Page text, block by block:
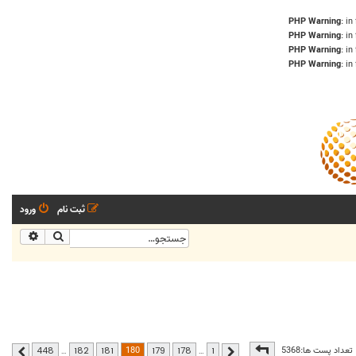
:
:
:
:
ورود
ثبت نام
جستجو
تعداد پست ها:5368
صفحه180
448 قبلی 1
…
178
179
180
181
182
…
448 بعدی